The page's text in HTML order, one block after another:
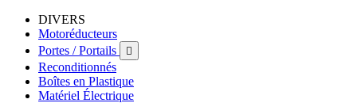
DIVERS
Motoréducteurs
Portes / Portails

Reconditionnés
Boîtes en Plastique
Matériel Électrique